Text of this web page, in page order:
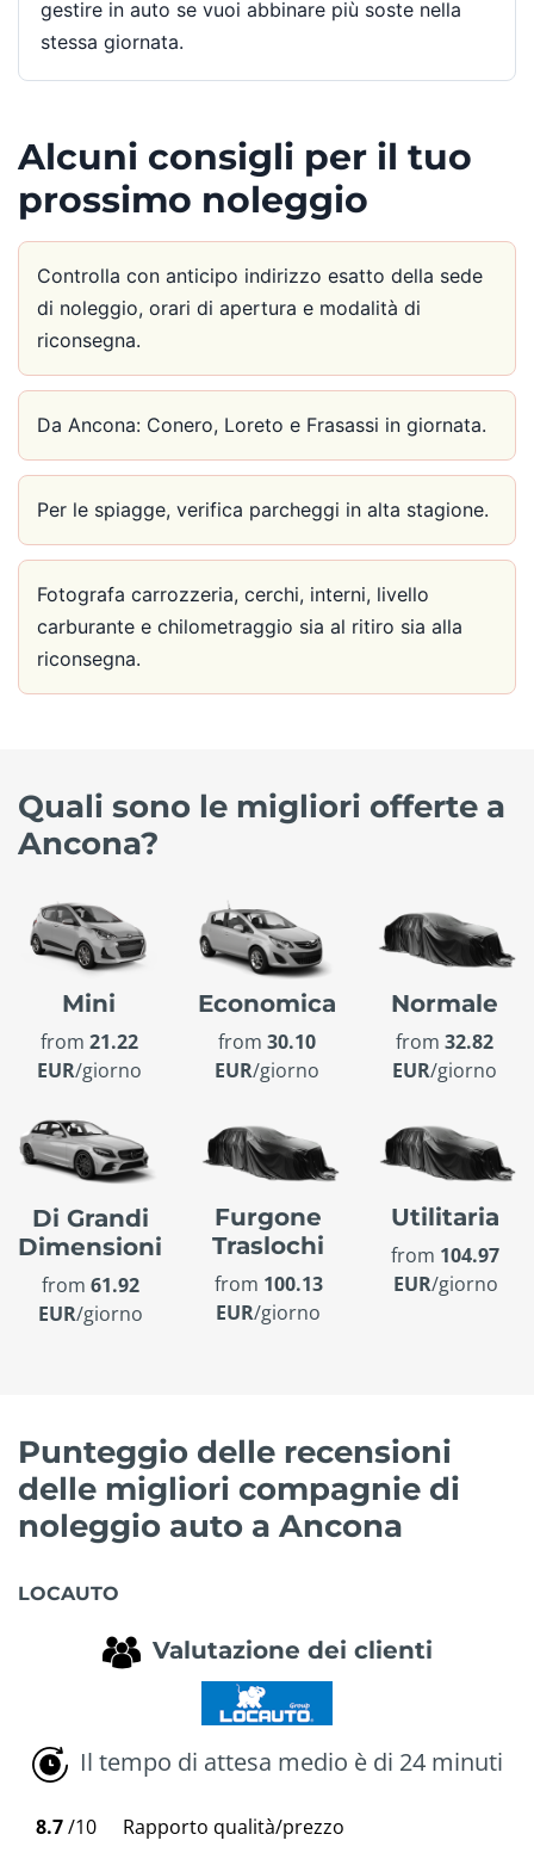
gestire in auto se vuoi abbinare più soste nella
stessa giornata.
Alcuni consigli per il tuo
prossimo noleggio
Controlla con anticipo indirizzo esatto della sede
di noleggio, orari di apertura e modalità di
riconsegna.
Da Ancona: Conero, Loreto e Frasassi in giornata.
Per le spiagge, verifica parcheggi in alta stagione.
Fotografa carrozzeria, cerchi, interni, livello
carburante e chilometraggio sia al ritiro sia alla
riconsegna.
Quali sono le migliori offerte a
Ancona?
Mini
from 21.22
EUR/giorno
Economica
from 30.10
EUR/giorno
Normale
from32.82
EUR/giorno
Di Grandi
Dimensioni
from 61.92
EUR/giorno
Furgone
Traslochi
from 100.13
EUR/giorno
Utilitaria
from 104.97
EUR/giorno
Punteggio delle recensioni
delle migliori compagnie di
noleggio auto a Ancona
LOCAUTO
Valutazione dei clienti
Il tempo di attesa medio è di 24 minuti
8.7/10
Rapporto qualità/prezzo